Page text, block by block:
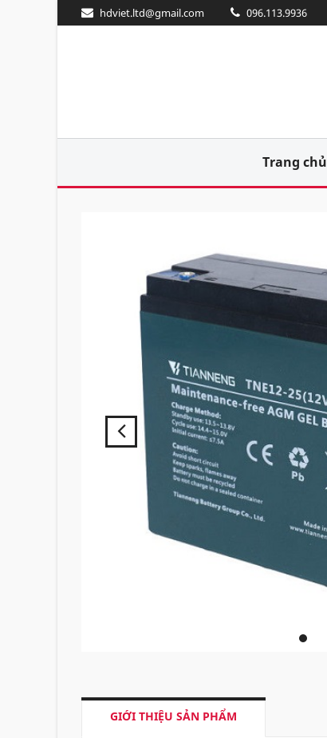
hdviet.ltd@gmail.com 096.113.9936
Trang chủ
GIỚI THIỆU SẢN PHẨM